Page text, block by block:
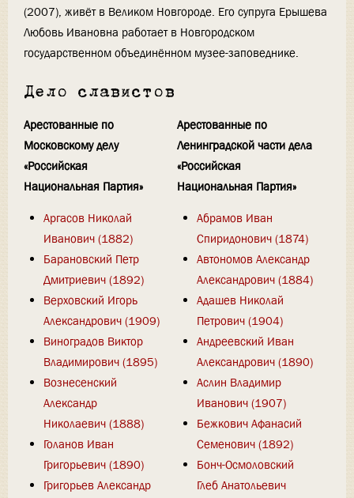
(2007), живёт в Великом Новгороде. Его супруга Ерышева
Любовь Ивановна работает в Новгородском
государственном объединённом музее-заповеднике.
Дело славистов
Арестованные по
Московскому делу
«Российская
Национальная Партия»
Аргасов Николай
Иванович (1882)
Барановский Петр
Дмитриевич (1892)
Верховский Игорь
Александрович (1909)
Виноградов Виктор
Владимирович (1895)
Вознесенский
Александр
Николаевич (1888)
Голанов Иван
Григорьевич (1890)
Григорьев Александр
Арестованные по
Ленинградской части дела
«Российская
Национальная Партия»
Абрамов Иван
Спиридонович (1874)
Автономов Александр
Александрович (1884)
Адашев Николай
Петрович (1904)
Андреевский Иван
Александрович (1890)
Аслин Владимир
Иванович (1907)
Бежкович Афанасий
Семенович (1892)
Бонч-Осмоловский
Глеб Анатольевич